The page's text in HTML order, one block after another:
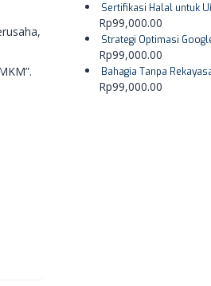
Sertifikasi Halal untuk
Rp99,000.00
Strategi Optimasi
Rp99,000.00
Bahagia Tanpa
Rp99,000.00